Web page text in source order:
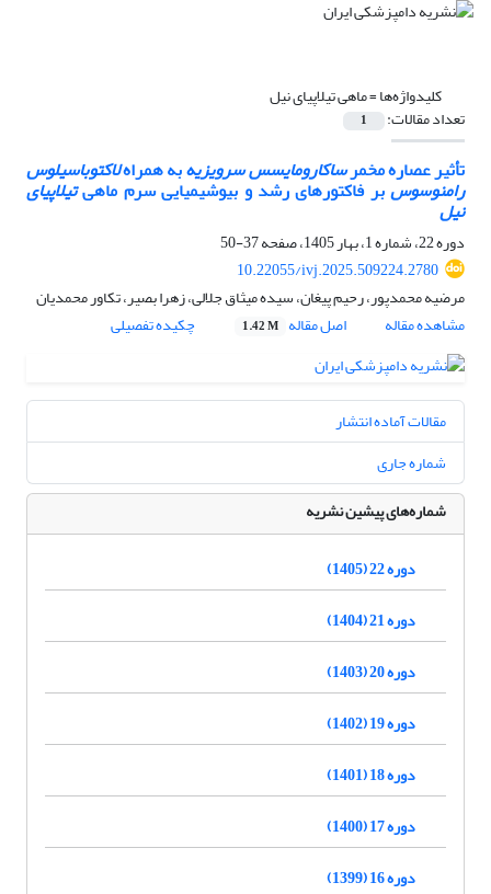
کلیدواژه‌ها =ماهی تیلاپیای نیل
تعداد مقالات: 1
تأثیر عصاره مخمرساکارومایسس سرویزیهبه همراهلاکتوباسیلوس
رامنوسوسبر فاکتورهای رشد و بیوشیمیایی سرم ماهیتیلاپیای
نیل
دوره 22، شماره 1، بهار 1405، صفحه
37-50
10.22055/ivj.2025.509224.2780
مرضیه محمدپور، رحیم پیغان، سیده میثاق جلالی، زهرا بصیر، تکاور محمدیان
مشاهده مقاله
اصل مقاله 1.42 M چکیده تفصیلی
مقالات آماده انتشار
شماره جاری
شماره‌های پیشین نشریه
دوره 22 (1405)
دوره 21 (1404)
دوره 20 (1403)
دوره 19 (1402)
دوره 18 (1401)
دوره 17 (1400)
دوره 16 (1399)